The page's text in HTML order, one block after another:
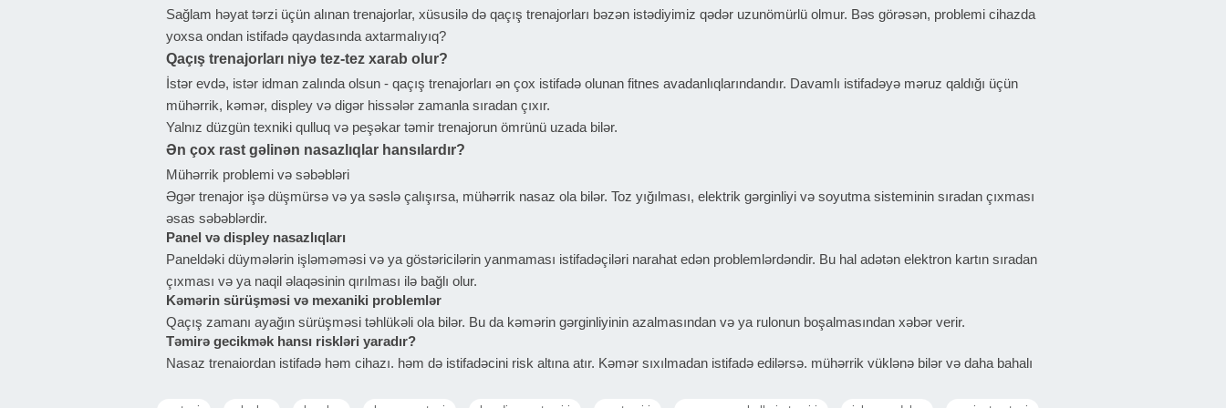
Sağlam həyat tərzi üçün alınan trenajorlar, xüsusilə də qaçış trenajorları bəzən istədiyimiz qədər uzunömürlü olmur. Bəs görəsən, problemi cihazda
yoxsa ondan istifadə qaydasında axtarmalıyıq?
Qaçış trenajorları niyə tez-tez xarab olur?
İstər evdə, istər idman zalında olsun - qaçış trenajorları ən çox istifadə olunan fitnes avadanlıqlarındandır. Davamlı istifadəyə məruz qaldığı üçün
mühərrik, kəmər, displey və digər hissələr zamanla sıradan çıxır.
Yalnız düzgün texniki qulluq və peşəkar təmir trenajorun ömrünü uzada bilər.
Ən çox rast gəlinən nasazlıqlar hansılardır?
Mühərrik problemi və səbəbləri
Əgər trenajor işə düşmürsə və ya səslə çalışırsa, mühərrik nasaz ola bilər. Toz yığılması, elektrik gərginliyi və soyutma sisteminin sıradan çıxması
əsas səbəblərdir.
Panel və displey nasazlıqları
Paneldəki düymələrin işləməməsi və ya göstəricilərin yanmaması istifadəçiləri narahat edən problemlərdəndir. Bu hal adətən elektron kartın sıradan
çıxması və ya naqil əlaqəsinin qırılması ilə bağlı olur.
Kəmərin sürüşməsi və mexaniki problemlər
Qaçış zamanı ayağın sürüşməsi təhlükəli ola bilər. Bu da kəmərin gərginliyinin azalmasından və ya rulonun boşalmasından xəbər verir.
Təmirə gecikmək hansı riskləri yaradır?
Nasaz trenajordan istifadə həm cihazı, həm də istifadəçini risk altına atır. Kəmər sıxılmadan istifadə edilərsə, mühərrik yüklənə bilər və daha bahalı